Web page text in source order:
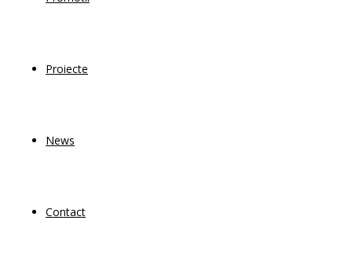
Proiecte
News
Contact